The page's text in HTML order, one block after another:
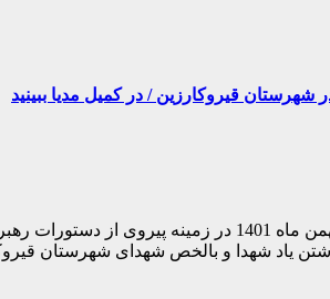
رسانه کمیل مدیا در بهمن ماه 1401
داشتن یاد شهدا و بالخص شهدای شهرستان